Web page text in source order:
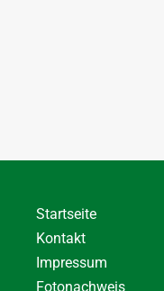
Startseite
Kontakt
Impressum
Fotonachweis